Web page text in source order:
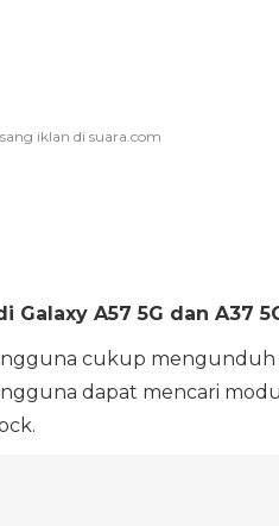
A57 5G dan A37
cukup mengunduh
dapat mencari